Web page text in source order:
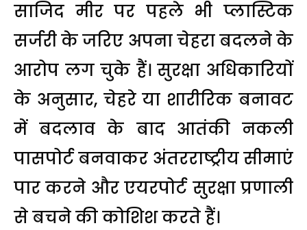
साजिद मीर पर पहले भी प्लास्टिक
सर्जरी के जरिए अपना चेहरा बदलने के
आरोप लग चुके हैं। सुरक्षा अधिकारियों
के अनुसार, चेहरे या शारीरिक बनावट
में बदलाव के बाद आतंकी नकली
पासपोर्ट बनवाकर अंतरराष्ट्रीय सीमाएं
पार करने और एयरपोर्ट सुरक्षा प्रणाली
से बचने की कोशिश करते हैं।